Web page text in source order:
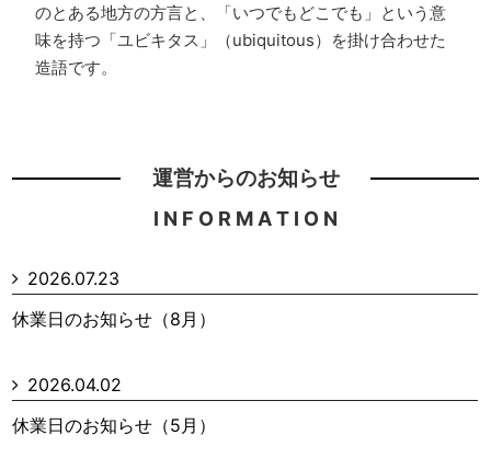
のとある地方の方言と、「いつでもどこでも」という意
味を持つ「ユビキタス」（ubiquitous）を掛け合わせた
造語です。
運営からのお知らせ
I N F O R M A T I O N
2026.07.23
休業日のお知らせ（8月）
2026.04.02
休業日のお知らせ（5月）